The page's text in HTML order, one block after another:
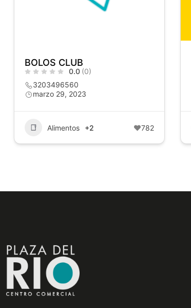
BOLOS CLUB
0.0 (0)
3203496560
marzo 29, 2023
Alimentos +2 782